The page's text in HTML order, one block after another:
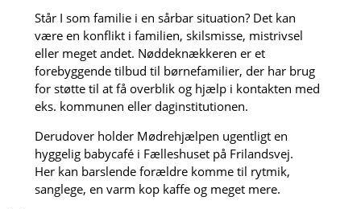
Står I som familie i en sårbar situation? Det kan
være en konflikt i familien, skilsmisse, mistrivsel
eller meget andet. Nøddeknækkeren er et
forebyggende tilbud til børnefamilier, der har brug
for støtte til at få overblik og hjælp i kontakten med
eks. kommunen eller daginstitutionen.
Derudover holder Mødrehjælpen ugentligt en
hyggelig babycafé i Fælleshuset på Frilandsvej.
Her kan barslende forældre komme til rytmik,
sanglege, en varm kop kaffe og meget mere.